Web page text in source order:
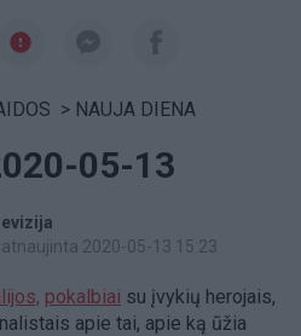
> NAUJA DIENA
05-13
atnaujinta 2020-05-13 15:23
pokalbiai su įvykių herojais,
apie tai, apie ką ūžia